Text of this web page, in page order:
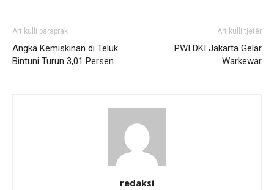
Artikulli paraprak
Angka Kemiskinan di Teluk
Bintuni Turun 3,01 Persen
Artikulli tjetër
PWI DKI Jakarta Gelar
Warkewar
redaksi